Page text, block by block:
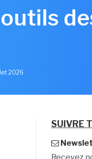
2026
SUIVRE